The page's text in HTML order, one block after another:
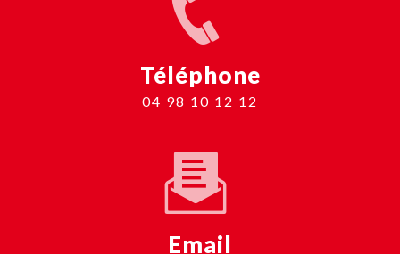
Téléphone
04 98 10 12 12
Email